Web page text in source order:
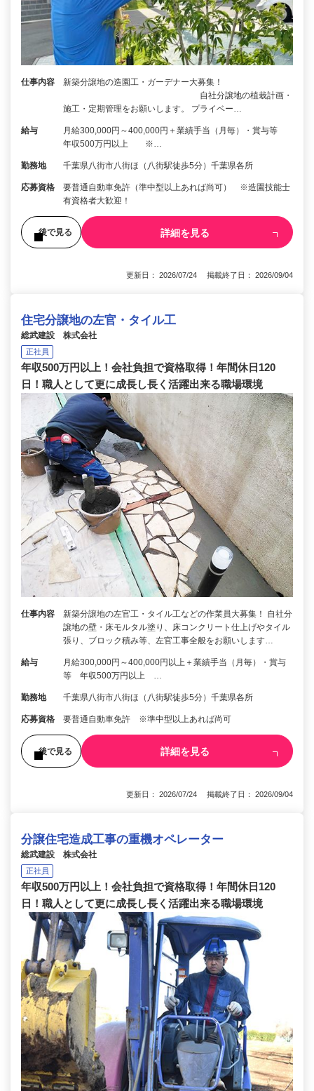
仕事内容
新築分譲地の造園工・ガーデナー大募集！
自社分譲地の植栽計画・
施工・定期管理をお願いします。 プライベー…
給与
月給300,000円～400,000円＋業績手当（月毎）・賞与等
年収500万円以上 ※…
勤務地 千葉県八街市八街ほ（八街駅徒歩5分）千葉県各所
応募資格
要普通自動車免許（準中型以上あれば尚可） ※造園技能士
有資格者大歓迎！
後で見る 詳細を見る
更新日： 2026/07/24 掲載終了日： 2026/09/04
住宅分譲地の左官・タイル工
総武建設 株式会社
正社員
年収500万円以上！会社負担で資格取得！年間休日120
日！職人として更に成長し長く活躍出来る職場環境
仕事内容
新築分譲地の左官工・タイル工などの作業員大募集！ 自社分
譲地の壁・床モルタル塗り、床コンクリート仕上げやタイル
張り、ブロック積み等、左官工事全般をお願いします…
給与
月給300,000円～400,000円以上＋業績手当（月毎）・賞与
等 年収500万円以上 …
勤務地 千葉県八街市八街ほ（八街駅徒歩5分）千葉県各所
応募資格 要普通自動車免許 ※準中型以上あれば尚可
後で見る 詳細を見る
更新日： 2026/07/24 掲載終了日： 2026/09/04
分譲住宅造成工事の重機オペレーター
総武建設 株式会社
正社員
年収500万円以上！会社負担で資格取得！年間休日120
日！職人として更に成長し長く活躍出来る職場環境